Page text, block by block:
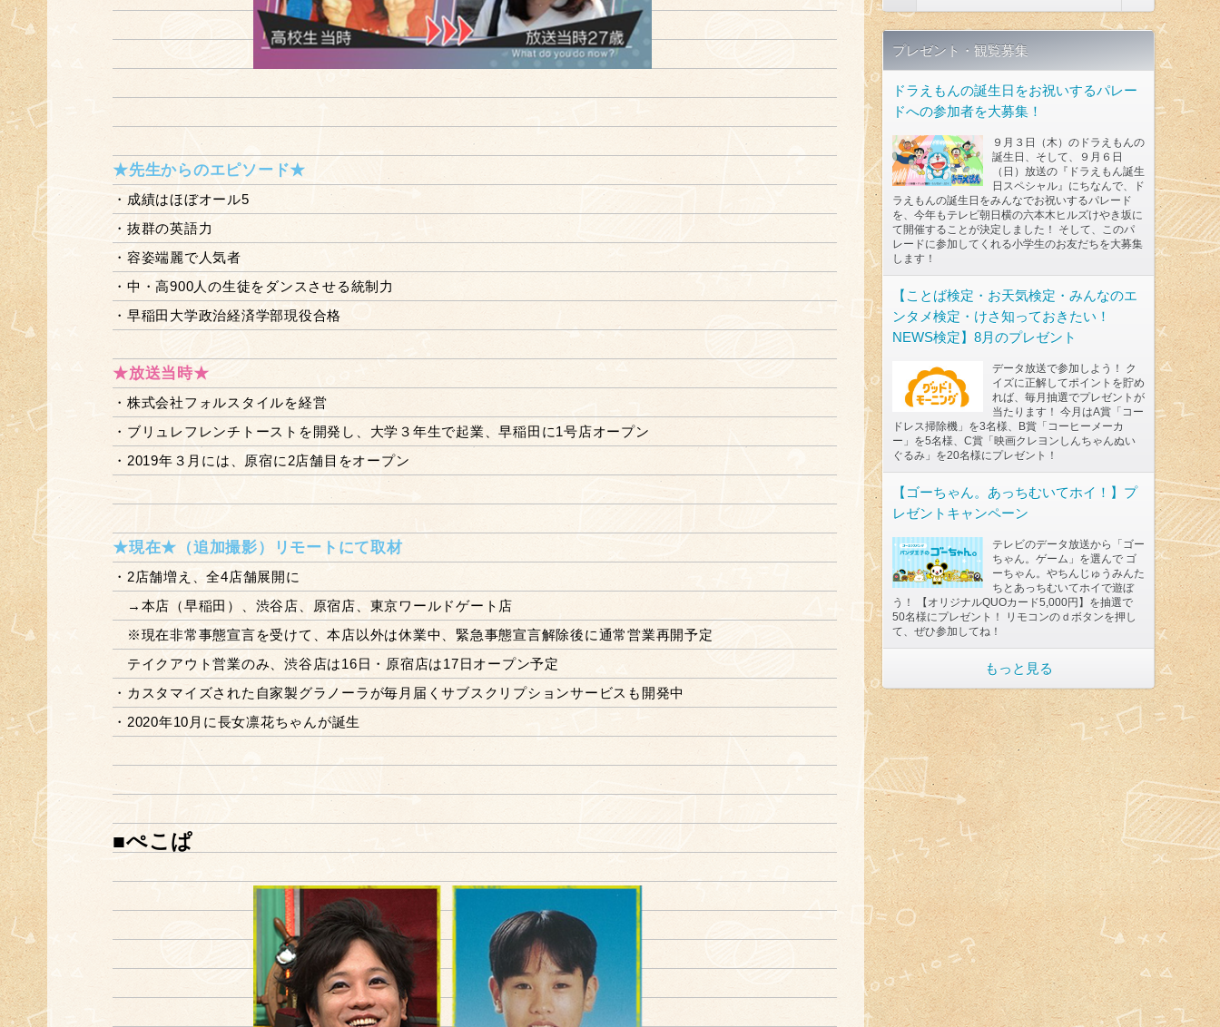
★先生からのエピソード★
・成績はほぼオール5
・抜群の英語力
・容姿端麗で人気者
・中・高900人の生徒をダンスさせる統制力
・早稲田大学政治経済学部現役合格
★放送当時★
・株式会社フォルスタイルを経営
・ブリュレフレンチトーストを開発し、大学３年生で起業、早稲田に1号店オープン
・2019年３月には、原宿に2店舗目をオープン
★現在★（追加撮影）リモートにて取材
・2店舗増え、全4店舗展開に
→本店（早稲田）、渋谷店、原宿店、東京ワールドゲート店
※現在非常事態宣言を受けて、本店以外は休業中、緊急事態宣言解除後に通常営業再開予定
テイクアウト営業のみ、渋谷店は16日・原宿店は17日オープン予定
・カスタマイズされた自家製グラノーラが毎月届くサブスクリプションサービスも開発中
・2020年10月に長女凛花ちゃんが誕生
■ぺこぱ
プレゼント・観覧募集
ドラえもんの誕生日をお祝いするパレー
ドへの参加者を大募集！
９月３日（木）のドラえもんの
誕生日、そして、９月６日
（日）放送の『ドラえもん誕生
日スペシャル』にちなんで、ド
ラえもんの誕生日をみんなでお祝いするパレード
を、今年もテレビ朝日横の六本木ヒルズけやき坂に
て開催することが決定しました！ そして、このパ
レードに参加してくれる小学生のお友だちを大募集
します！
【ことば検定・お天気検定・みんなのエ
ンタメ検定・けさ知っておきたい！
NEWS検定】8月のプレゼント
データ放送で参加しよう！ ク
イズに正解してポイントを貯め
れば、毎月抽選でプレゼントが
当たります！ 今月はA賞「コー
ドレス掃除機」を3名様、B賞「コーヒーメーカ
ー」を5名様、C賞「映画クレヨンしんちゃんぬい
ぐるみ」を20名様にプレゼント！
【ゴーちゃん。あっちむいてホイ！】プ
レゼントキャンペーン
テレビのデータ放送から「ゴー
ちゃん。ゲーム」を選んで ゴ
ーちゃん。やちんじゅうみんた
ちとあっちむいてホイで遊ぼ
う！ 【オリジナルQUOカード5,000円】を抽選で
50名様にプレゼント！ リモコンのｄボタンを押し
て、ぜひ参加してね！
もっと見る